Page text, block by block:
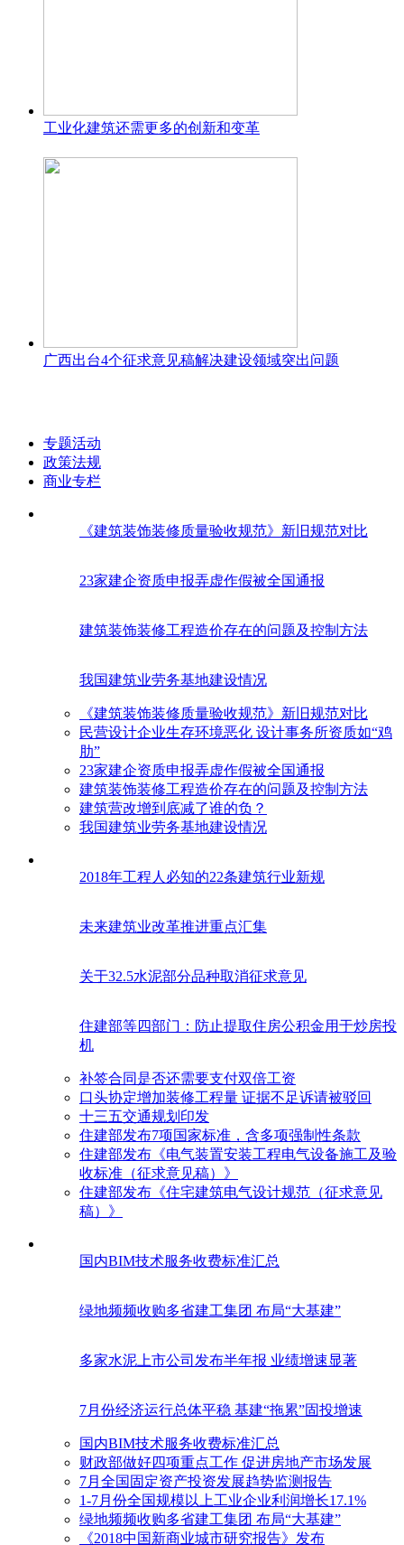
工业化建筑还需更多的创新和变革
广西出台4个征求意见稿解决建设领域突出问题
专题活动
政策法规
商业专栏
《建筑装饰装修质量验收规范》新旧规范对比
23家建企资质申报弄虚作假被全国通报
建筑装饰装修工程造价存在的问题及控制方法
我国建筑业劳务基地建设情况
《建筑装饰装修质量验收规范》新旧规范对比
民营设计企业生存环境恶化 设计事务所资质如“鸡
肋”
23家建企资质申报弄虚作假被全国通报
建筑装饰装修工程造价存在的问题及控制方法
建筑营改增到底减了谁的负？
我国建筑业劳务基地建设情况
2018年工程人必知的22条建筑行业新规
未来建筑业改革推进重点汇集
关于32.5水泥部分品种取消征求意见
住建部等四部门：防止提取住房公积金用于炒房投
机
补签合同是否还需要支付双倍工资
口头协定增加装修工程量 证据不足诉请被驳回
十三五交通规划印发
住建部发布7项国家标准，含多项强制性条款
住建部发布《电气装置安装工程电气设备施工及验
收标准（征求意见稿）》
住建部发布《住宅建筑电气设计规范（征求意见
稿）》
国内BIM技术服务收费标准汇总
绿地频频收购多省建工集团 布局“大基建”
多家水泥上市公司发布半年报 业绩增速显著
7月份经济运行总体平稳 基建“拖累”固投增速
国内BIM技术服务收费标准汇总
财政部做好四项重点工作 促进房地产市场发展
7月全国固定资产投资发展趋势监测报告
1-7月份全国规模以上工业企业利润增长17.1%
绿地频频收购多省建工集团 布局“大基建”
《2018中国新商业城市研究报告》发布